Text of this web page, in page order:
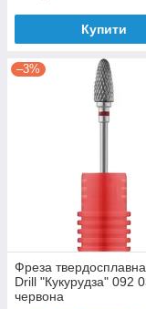
Купити
–3%
Фреза
Drill "Кукурудза" 092
червона